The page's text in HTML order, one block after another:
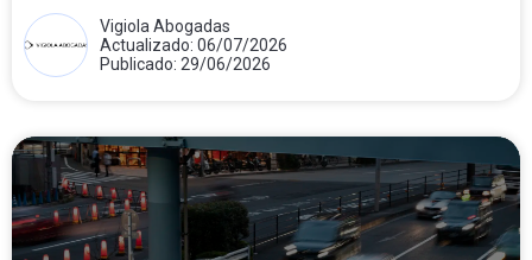
Vigiola Abogadas
Actualizado: 06/07/2026
Publicado: 29/06/2026